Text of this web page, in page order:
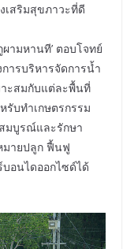
สริมสุขภาวะที่ดี
ามหานที’ ตอบโจทย์
ารบริหารจัดการน้ำ
ะสมกับแต่ละพื้นที่
รับทำเกษตรกรรม
มบูรณ์และรักษา
มายปลูก ฟื้นฟู
อนไดออกไซด์ได้